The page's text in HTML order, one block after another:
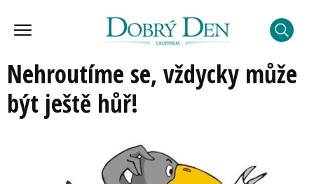
Nehroutíme se, vždycky může
být ještě hůř!